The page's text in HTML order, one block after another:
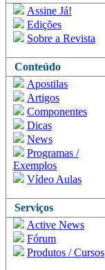
Assine Já!
Edições
Sobre a Revista
Conteúdo
Apostilas
Artigos
Componentes
Dicas
News
Programas /
Exemplos
Vídeo Aulas
Serviços
Active News
Fórum
Produtos / Cursos